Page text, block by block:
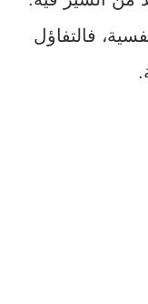
فالتفاؤل